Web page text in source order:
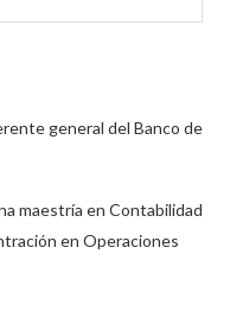
general del Banco de
maestría en Contabilidad
en Operaciones